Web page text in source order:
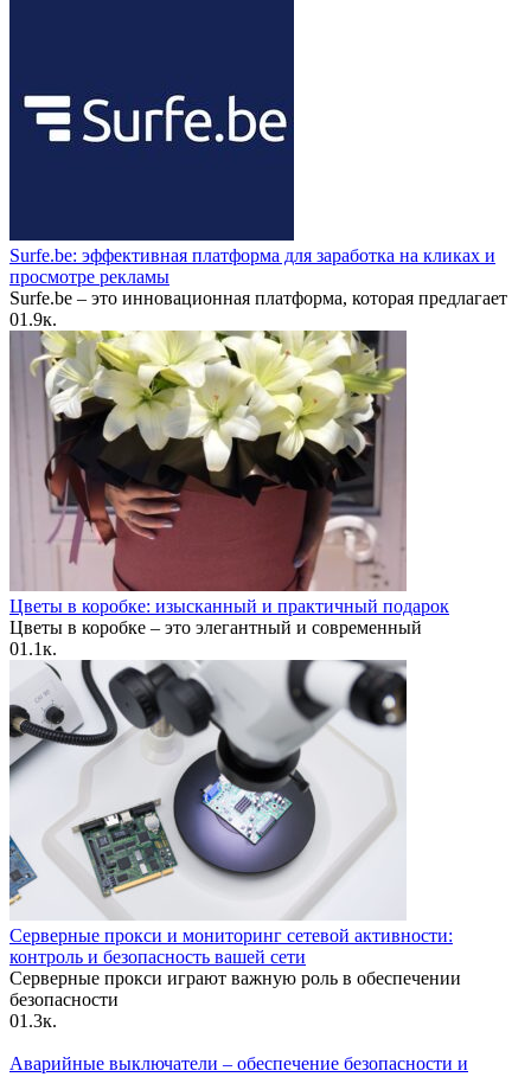
Surfe.be: эффективная платформа для заработка на кликах и
просмотре рекламы
Surfe.be – это инновационная платформа, которая предлагает
01.9к.
Цветы в коробке: изысканный и практичный подарок
Цветы в коробке – это элегантный и современный
01.1к.
Серверные прокси и мониторинг сетевой активности:
контроль и безопасность вашей сети
Серверные прокси играют важную роль в обеспечении
безопасности
01.3к.
Аварийные выключатели – обеспечение безопасности и